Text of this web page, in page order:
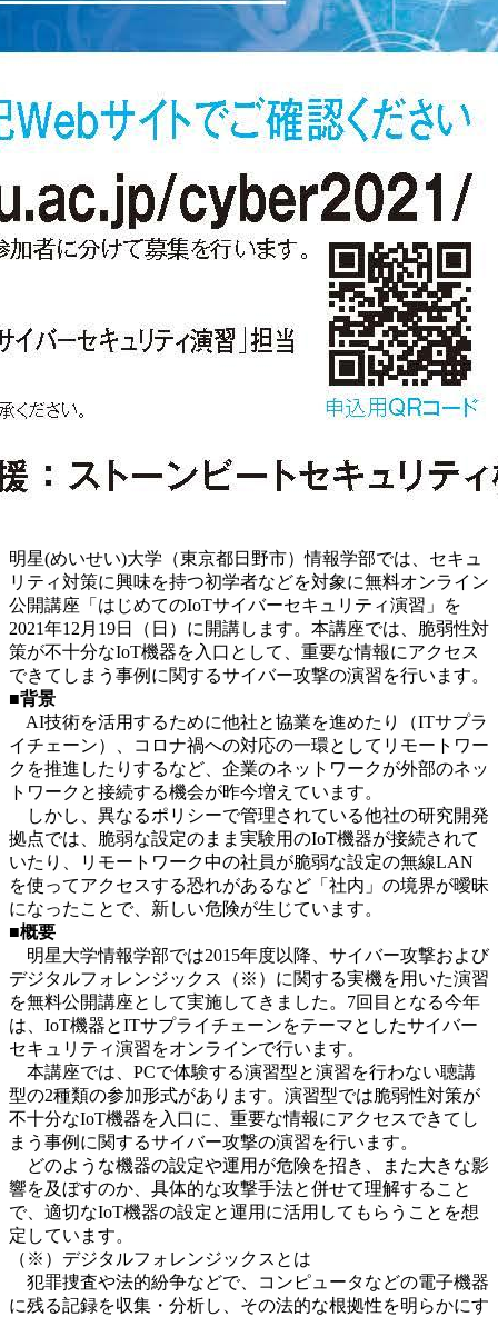
明星(めいせい)大学（東京都日野市）情報学部では、セキュ
リティ対策に興味を持つ初学者などを対象に無料オンライン
公開講座「はじめてのIoTサイバーセキュリティ演習」を
2021年12月19日（日）に開講します。本講座では、脆弱性対
策が不十分なIoT機器を入口として、重要な情報にアクセス
できてしまう事例に関するサイバー攻撃の演習を行います。
■背景
AI技術を活用するために他社と協業を進めたり（ITサプラ
イチェーン）、コロナ禍への対応の一環としてリモートワー
クを推進したりするなど、企業のネットワークが外部のネッ
トワークと接続する機会が昨今増えています。
しかし、異なるポリシーで管理されている他社の研究開発
拠点では、脆弱な設定のまま実験用のIoT機器が接続されて
いたり、リモートワーク中の社員が脆弱な設定の無線LAN
を使ってアクセスする恐れがあるなど「社内」の境界が曖昧
になったことで、新しい危険が生じています。
■概要
明星大学情報学部では2015年度以降、サイバー攻撃および
デジタルフォレンジックス（※）に関する実機を用いた演習
を無料公開講座として実施してきました。7回目となる今年
は、IoT機器とITサプライチェーンをテーマとしたサイバー
セキュリティ演習をオンラインで行います。
本講座では、PCで体験する演習型と演習を行わない聴講
型の2種類の参加形式があります。演習型では脆弱性対策が
不十分なIoT機器を入口に、重要な情報にアクセスできてし
まう事例に関するサイバー攻撃の演習を行います。
どのような機器の設定や運用が危険を招き、また大きな影
響を及ぼすのか、具体的な攻撃手法と併せて理解すること
で、適切なIoT機器の設定と運用に活用してもらうことを想
定しています。
（※）デジタルフォレンジックスとは
犯罪捜査や法的紛争などで、コンピュータなどの電子機器
に残る記録を収集・分析し、その法的な根拠性を明らかにす